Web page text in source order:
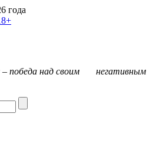
года
– победа над своим негативным